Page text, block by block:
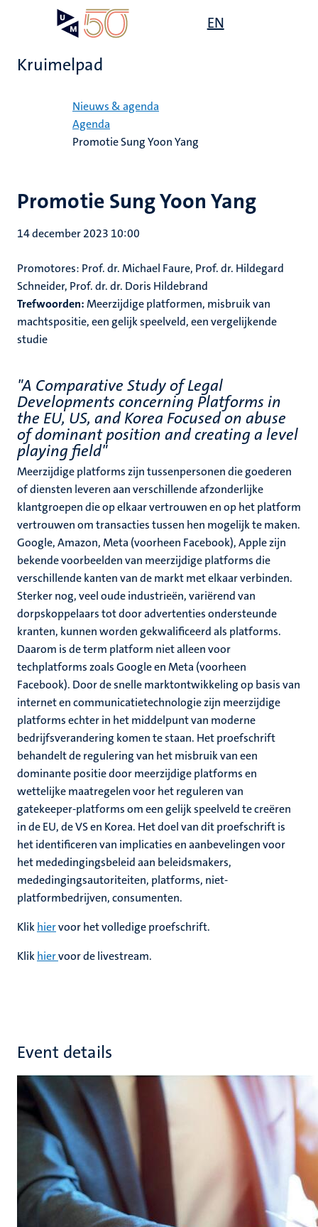
EN
Kruimelpad
Nieuws & agenda
Agenda
Promotie Sung Yoon Yang
Promotie Sung Yoon Yang
14 december 2023 10:00
Promotores: Prof. dr. Michael Faure, Prof. dr. Hildegard
Schneider, Prof. dr. dr. Doris Hildebrand
Trefwoorden:Meerzijdige platformen, misbruik van
machtspositie, een gelijk speelveld, een vergelijkende
studie
"A Comparative Study of Legal
Developments concerning Platforms in
the EU, US, and Korea Focused on abuse
of dominant position and creating a level
playing field"
Meerzijdige platforms zijn tussenpersonen die goederen
of diensten leveren aan verschillende afzonderlijke
klantgroepen die op elkaar vertrouwen en op het platform
vertrouwen om transacties tussen hen mogelijk te maken.
Google, Amazon, Meta (voorheen Facebook), Apple zijn
bekende voorbeelden van meerzijdige platforms die
verschillende kanten van de markt met elkaar verbinden.
Sterker nog, veel oude industrieën, variërend van
dorpskoppelaars tot door advertenties ondersteunde
kranten, kunnen worden gekwalificeerd als platforms.
Daarom is de term platform niet alleen voor
techplatforms zoals Google en Meta (voorheen
Facebook). Door de snelle marktontwikkeling op basis van
internet en communicatietechnologie zijn meerzijdige
platforms echter in het middelpunt van moderne
bedrijfsverandering komen te staan. Het proefschrift
behandelt de regulering van het misbruik van een
dominante positie door meerzijdige platforms en
wettelijke maatregelen voor het reguleren van
gatekeeper-platforms om een gelijk speelveld te creëren
in de EU, de VS en Korea. Het doel van dit proefschrift is
het identificeren van implicaties en aanbevelingen voor
het mededingingsbeleid aan beleidsmakers,
mededingingsautoriteiten, platforms, niet-
platformbedrijven, consumenten.
Klikhiervoor het volledige proefschrift.
Klikhiervoor de livestream.
Event details